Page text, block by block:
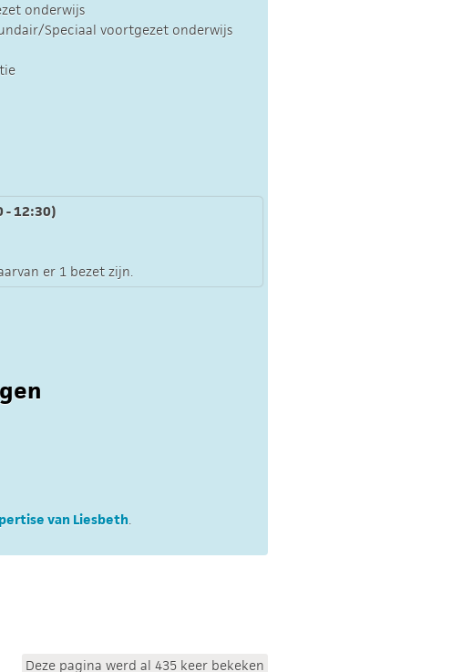
onderwijs
Speciaal voortgezet onderwijs
- 12:30)
er 1 bezet zijn.
van Liesbeth.
Deze pagina werd al 435 keer bekeken